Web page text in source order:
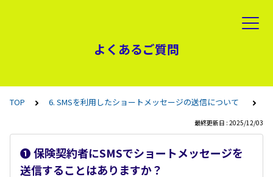
よくあるご質問
TOP 6. SMSを利用したショートメッセージの送信について
最終更新日 : 2025/12/03
➊ 保険契約者にSMSでショートメッセージを
送信することはありますか？